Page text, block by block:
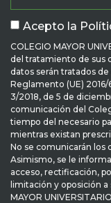
Acepto la
COLEGIO MAYOR
del tratamiento de sus
datos serán tratados
Reglamento (UE) 2016/
3/2018, de 5 de
comunicación del
tiempo del necesario
mientras existan
No se comunicarán los
Asimismo, se le
acceso, rectificación,
limitación y oposición
MAYOR